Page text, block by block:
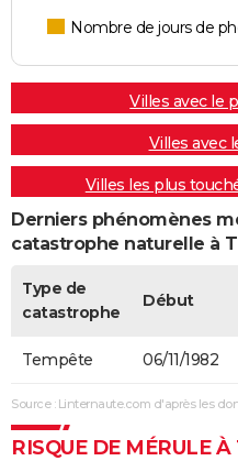
Nombre de jours de
Villes avec le
Villes avec
Villes les plus
Derniers phénomènes
catastrophe naturelle à
Type de
catastrophe
Début
Tempête 06/11/1982
Source : Linternaute.com d'après les
RISQUE DE MÉRULE À